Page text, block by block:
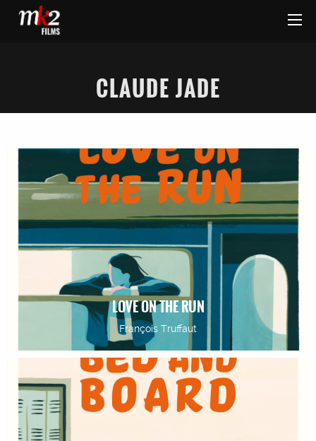
CLAUDE JADE
LOVE ON THE RUN
François Truffaut